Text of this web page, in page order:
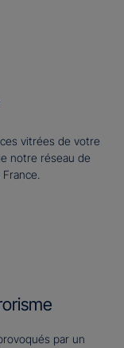
vitrées de votre
notre réseau de
par un